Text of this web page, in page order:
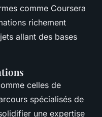
comme Coursera
richement
allant des bases
celles de
spécialisés de
une expertise